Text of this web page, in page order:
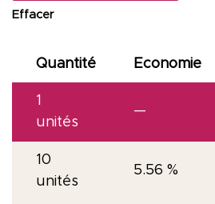
Effacer
Quantité Economie
1
unités
—
10
unités
5.56 %